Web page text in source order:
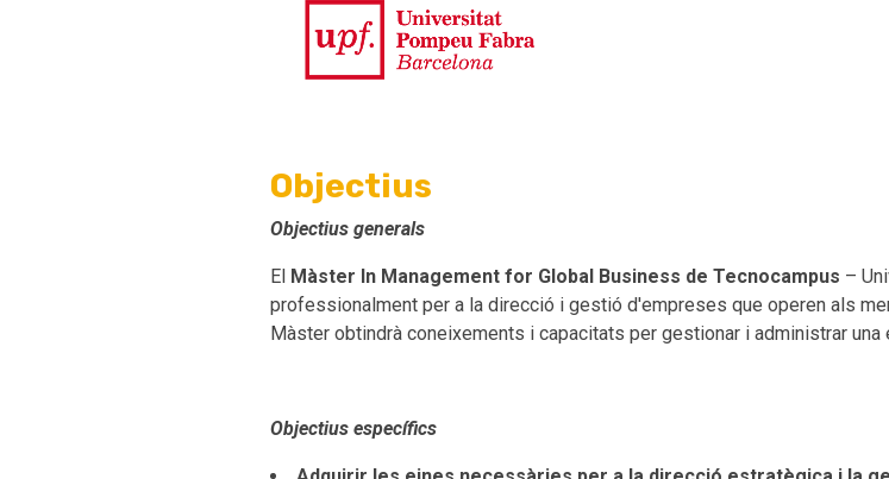
Objectius
Objectius generals
El Màster In Management for Global Business de Tecnocampus –
professionalment per a la direcció i gestió d'empreses que operen als
Màster obtindrà coneixements i capacitats per gestionar i administrar
Objectius específics